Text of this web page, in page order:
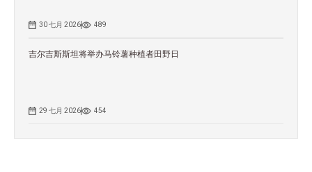
30 七月 2026 489
吉尔吉斯斯坦将举办马铃薯种植者田野日
29 七月 2026 454